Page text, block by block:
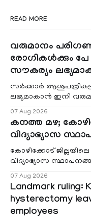
READ MORE
വരുമാനം
രോഗികൾക്കും പേ
സൗകര്യം
സർക്കാർ
ലഭ്യമാകാൻ ഇനി
വരുമാനം
07 Aug 2026
കനത്ത മഴ;
വിദ്യാഭ്യാസ
കോഴിക്കോട്
വിദ്യാഭ്യാസ
മലയോര- തീരദേശ
07 Aug 2026
Landmark ruling:
hysterectomy
employees